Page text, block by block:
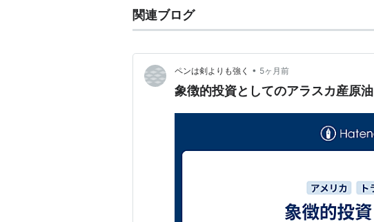
関連ブログ
ペンは剣よりも強く • 5ヶ月前
象徴的投資としてのアラスカ産原油